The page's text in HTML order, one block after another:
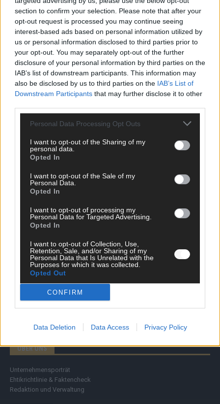
section to confirm your selection. Please note that after your
opt-out request is processed you may continue seeing
interest-based ads based on personal information utilized by
us or personal information disclosed to third parties prior to
your opt-out. You may separately opt-out of the further
disclosure of your personal information by third parties on the
IAB’s list of downstream participants. This information may
also be disclosed by us to third parties on the IAB’s List of
Downstream Participants that may further disclose it to other
Personal Data Processing Opt Outs
I want to opt-out of the Sharing of my
personal data.
Opted In
I want to opt-out of the Sale of my
Personal Data.
Opted In
I want to opt-out of processing my
Personal Data for Targeted Advertising.
Opted In
I want to opt-out of Collection, Use,
Retention, Sale, and/or Sharing of my
Personal Data that Is Unrelated with the
Purposes for which it was collected.
Opted Out
CONFIRM
Data Deletion Data Access Privacy Policy
DIREKT ZUM THEMA
Politik & Co
Money Matters
Tipps & Tricks
Specials
Meinung
Eurovision
FLASH – DAS VIDEOPORTAL
ÜBER UNS
Unternehmensporträt
Ehtikrichtlinie & Faktencheck
Redaktion und Verwaltung